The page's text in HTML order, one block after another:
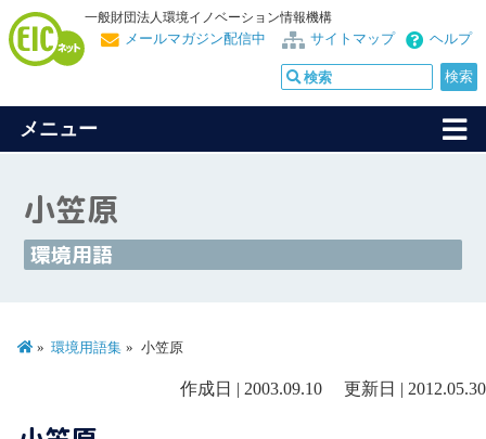
一般財団法人環境イノベーション情報機構
ヘルプ
サイトマップ
メールマガジン配信中
メニュー
小笠原
環境用語
環境用語集 小笠原
作成日 | 2003.09.10 更新日 | 2012.05.30